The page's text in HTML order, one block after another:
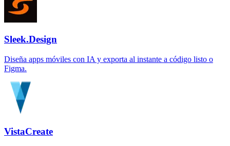
Sleek.Design
Diseña apps móviles con IA y exporta al instante a código listo o
Figma.
VistaCreate